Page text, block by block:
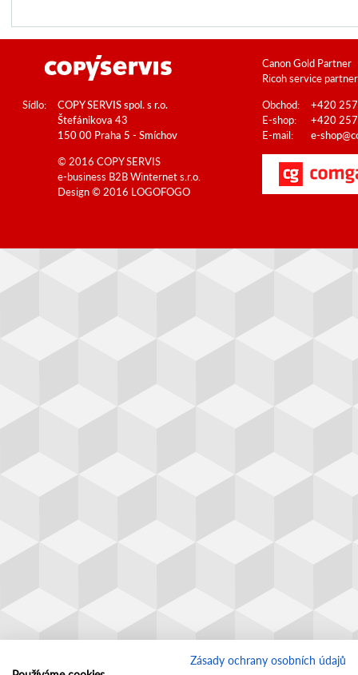
Canon Gold Partner
Ricoh service partner
Sídlo:
COPY SERVIS spol. s r.o.
Štefánikova 43
150 00 Praha 5 - Smíchov
Obchod:
+420
E-shop:
+420
E-mail:
e-
© 2016 COPY SERVIS
e-business B2BWinternet s.r.o.
Design © 2016 LOGOFOGO
Zásady ochrany osobních údajů